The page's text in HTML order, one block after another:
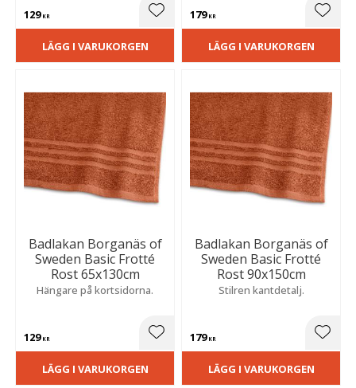
129KR Lägg till i favoriter
LÄGG I VARUKORGEN
179KR
LÄGG I VARUKORGEN
Badlakan Borganäs of
Sweden Basic Frotté
Rost 65x130cm
Hängare på kortsidorna.
129KR Lägg till i favoriter
LÄGG I VARUKORGEN
Badlakan Borganäs of
Sweden Basic Frotté
Rost 90x150cm
Stilren kantdetalj.
179KR
LÄGG I VARUKORGEN